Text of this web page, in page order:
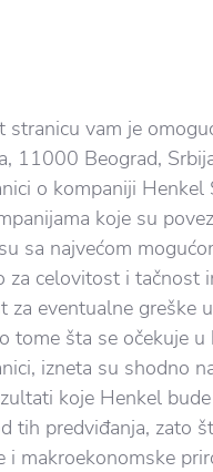
stranicu vam je
11000 Beograd,
o kompaniji Henkel
koje su
sa najvećom
za celovitost i tačnost
za eventualne greške
tome šta se očekuje
izneta su shodno
koje Henkel
tih predviđanja, zato
i makroekonomske